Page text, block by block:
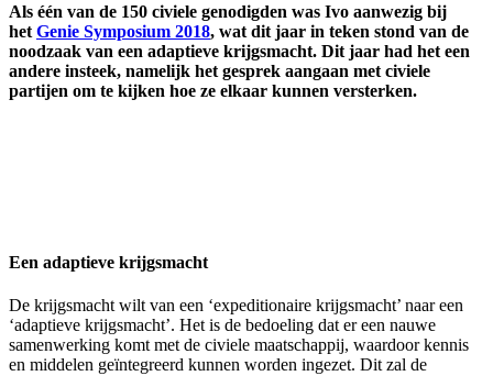
Als één van de 150 civiele genodigden was Ivo aanwezig bij
het Genie Symposium 2018, wat dit jaar in teken stond van de
noodzaak van een adaptieve krijgsmacht. Dit jaar had het een
andere insteek, namelijk het gesprek aangaan met civiele
partijen om te kijken hoe ze elkaar kunnen versterken.
Een adaptieve krijgsmacht
De krijgsmacht wilt van een ‘expeditionaire krijgsmacht’ naar een
‘adaptieve krijgsmacht’. Het is de bedoeling dat er een nauwe
samenwerking komt met de civiele maatschappij, waardoor kennis
en middelen geïntegreerd kunnen worden ingezet. Dit zal de